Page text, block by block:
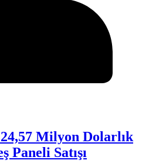
Milyon Dolarlık
Paneli Satışı